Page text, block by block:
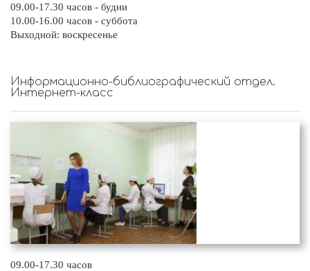
09.00-17.30 часов - будни
10.00-16.00 часов - суббота
Выходной: воскресенье
Информационно-библиографический отдел.
Интернет-класс
09.00-17.30 часов